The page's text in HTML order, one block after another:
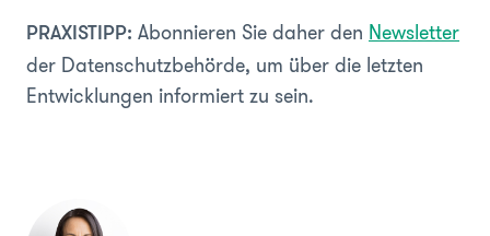
PRAXISTIPP: Abonnieren Sie daher den Newsletter
der Datenschutzbehörde, um über die letzten
Entwicklungen informiert zu sein.